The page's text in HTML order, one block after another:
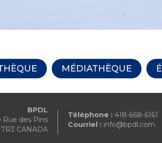
MÉDIATHÈQUE
BPDL
Rue des Pins
CANADA
Téléphone : 418-668-6161
Courriel : info@bpdl.com